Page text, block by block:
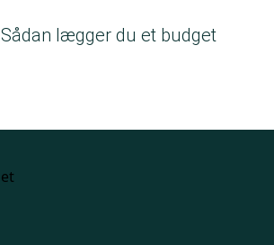
Sådan lægger du et budget